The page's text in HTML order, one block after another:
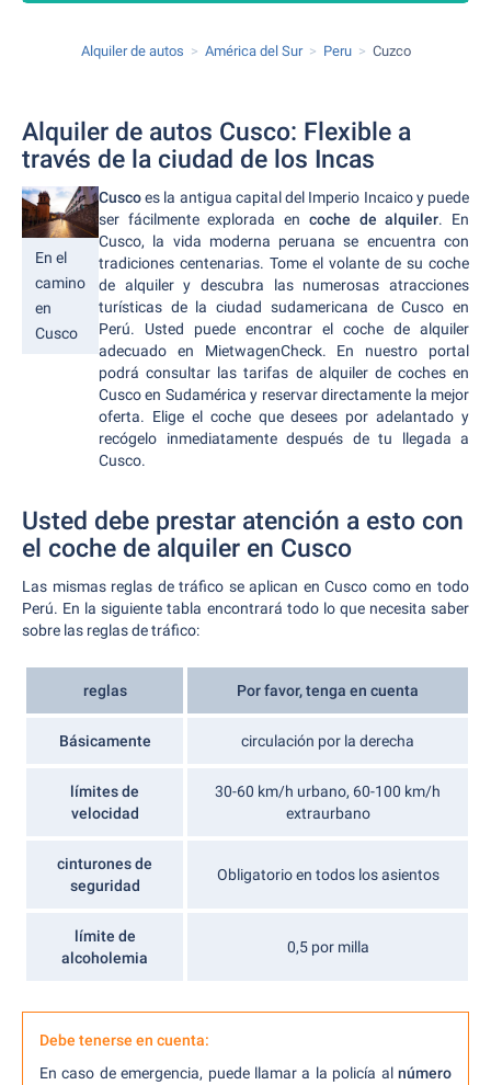
Alquiler de autos América del Sur Peru Cuzco
Alquiler de autos Cusco: Flexible a
través de la ciudad de los Incas
En el
camino
en
Cusco
Cuscoes la antigua capital del Imperio Incaico y puede
ser fácilmente explorada en coche de alquiler. En
Cusco, la vida moderna peruana se encuentra con
tradiciones centenarias. Tome el volante de su coche
de alquiler y descubra las numerosas atracciones
turísticas de la ciudad sudamericana de Cusco en
Perú. Usted puede encontrar el coche de alquiler
adecuado en MietwagenCheck. En nuestro portal
podrá consultar las tarifas de alquiler de coches en
Cusco en Sudamérica y reservar directamente la mejor
oferta. Elige el coche que desees por adelantado y
recógelo inmediatamente después de tu llegada a
Cusco.
Usted debe prestar atención a esto con
el coche de alquiler en Cusco
Las mismas reglas de tráfico se aplican en Cusco como en todo
Perú. En la siguiente tabla encontrará todo lo que necesita saber
sobre las reglas de tráfico:
reglas Por favor, tenga en cuenta
Básicamente circulación por la derecha
límites de
velocidad
30-60 km/h urbano, 60-100 km/h
extraurbano
cinturones de
seguridad
Obligatorio en todos los asientos
límite de
alcoholemia
0,5 por milla
Debe tenerse en cuenta:
En caso de emergencia, puede llamar a la policía al número